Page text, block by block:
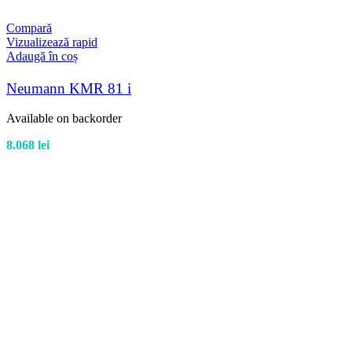
Compară
Vizualizează rapid
Adaugă în coș
Neumann KMR 81 i
Available on backorder
8.068 lei